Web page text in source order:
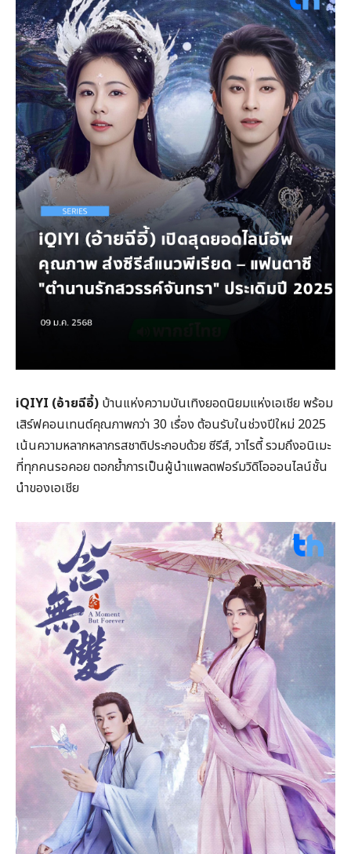
iQIYI (อ้ายฉีอี้) บ้านแห่งความบันเทิงยอดนิยมแห่งเอเชีย พร้อม
เสิร์ฟคอนเทนต์คุณภาพกว่า 30 เรื่อง ต้อนรับในช่วงปีใหม่ 2025
เน้นความหลากหลากรสชาติประกอบด้วย ซีรีส์, วาไรตี้ รวมถึงอนิเมะ
ที่ทุกคนรอคอย ตอกย้ำการเป็นผู้นำแพลตฟอร์มวิดิโอออนไลน์ชั้น
นำของเอเชีย